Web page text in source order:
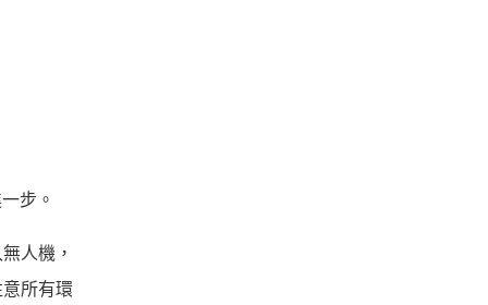
步。
人機，
所有環